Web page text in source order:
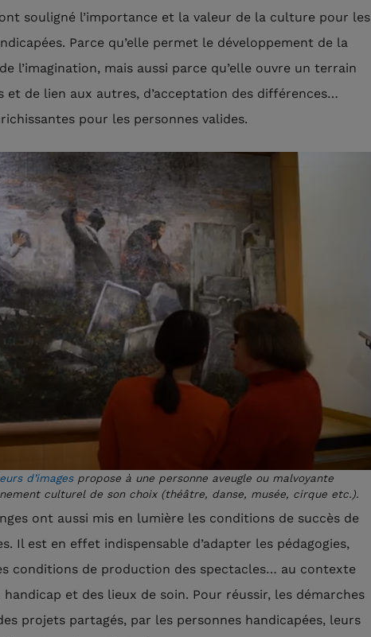
souligné l’importance et la valeur de la culture pour les
Parce qu’elle permet le développement de la
l’imagination, mais aussi parce qu’elle ouvre un terrain
et de lien aux autres, d’acceptation des différences…
pour les personnes valides.
d’imagespropose à une personne aveugle ou malvoyante
culturel de son choix (théâtre, danse, musée, cirque etc.).
ont aussi mis en lumière les conditions de succès de
Il est en effet indispensable d’adapter les pédagogies,
conditions de production des spectacles… au contexte
et des lieux de soin. Pour réussir, les démarches
projets partagés, par les personnes handicapées, leurs